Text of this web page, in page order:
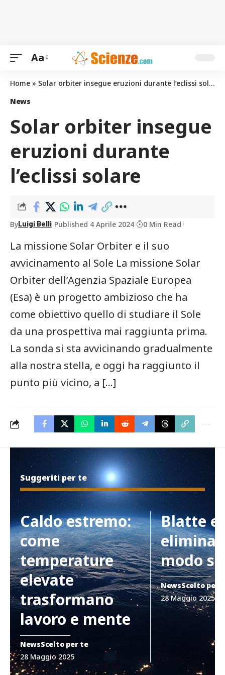
Aa
Home » Solar orbiter insegue eruzioni durante l’eclissi solare
News
Solar orbiter insegue
eruzioni durante
l’eclissi solare
ByLuigi Belli Published 4 Aprile 2024 0 Min Read
La missione Solar Orbiter e il suo
avvicinamento al Sole La missione Solar
Orbiter dell’Agenzia Spaziale Europea
(Esa) è un progetto ambizioso che ha
come obiettivo quello di studiare il Sole
da una prospettiva mai raggiunta prima.
La sonda si sta avvicinando gradualmente
alla nostra stella, e oggi ha raggiunto il
punto più vicino, a […]
Suggeriti per te
Caldo estremo:
come
temperature
elevate
trasformano
lavoro e mente
NewsScelto per te
28 Maggio 2025
Blatte e
modo
NewsScelto per
28 Maggio 2025